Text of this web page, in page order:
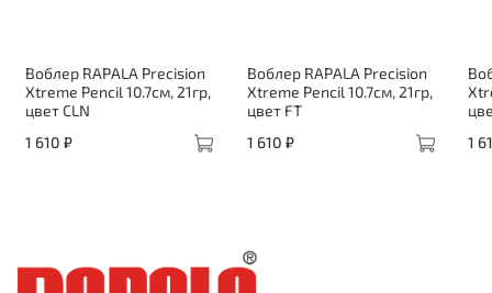
Воблер RAPALA Precision
Xtreme Pencil 10.7см, 21гр,
цвет CLN
1 610 ₽
Воблер RAPALA Precision
Xtreme Pencil 10.7см, 21гр,
цвет FT
1 610 ₽
1